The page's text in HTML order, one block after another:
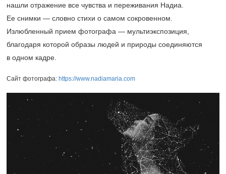
нашли отражение все чувства и переживания Надиа.
Ее снимки — словно стихи о самом сокровенном.
Излюбленный прием фотографа — мультиэкспозиция,
благодаря которой образы людей и природы соединяются
в одном кадре.
Сайт фотографа: https://www.nadiamaria.com